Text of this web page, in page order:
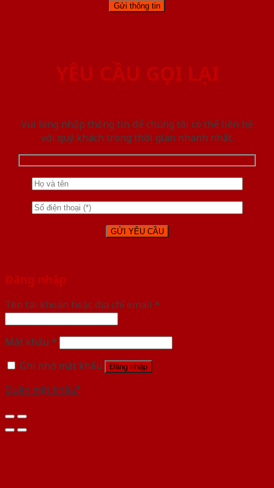
YÊU CẦU GỌI LẠI
Vui lòng nhập thông tin để chúng tôi có thể liên hệ
với quý khách trong thời gian nhanh nhất.
Đăng nhập
Tên tài khoản hoặc địa chỉ email *
Mật khẩu *
Ghi nhớ mật khẩu
Đăng nhập
Quên mật khẩu?